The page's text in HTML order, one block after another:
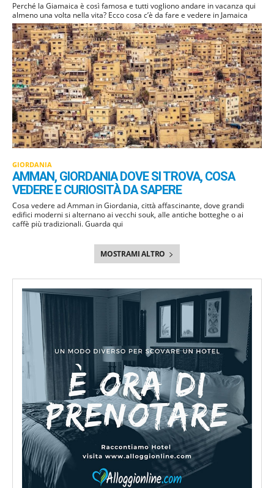
Perché la Giamaica è così famosa e tutti vogliono andare in vacanza qui
almeno una volta nella vita? Ecco cosa c’è da fare e vedere in Jamaica
GIORDANIA
AMMAN, GIORDANIA DOVE SI TROVA, COSA
VEDERE E CURIOSITÀ DA SAPERE
Cosa vedere ad Amman in Giordania, città affascinante, dove grandi
edifici moderni si alternano ai vecchi souk, alle antiche botteghe o ai
caffè più tradizionali. Guarda qui
MOSTRAMI ALTRO